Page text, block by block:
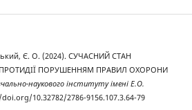
Є. О. (2024). СУЧАСНИЙ СТАН
ПОРУШЕННЯМ ПРАВИЛ ОХОРОНИ
наукового інституту імені Е.О.
10.32782/2786-9156.107.3.64-79